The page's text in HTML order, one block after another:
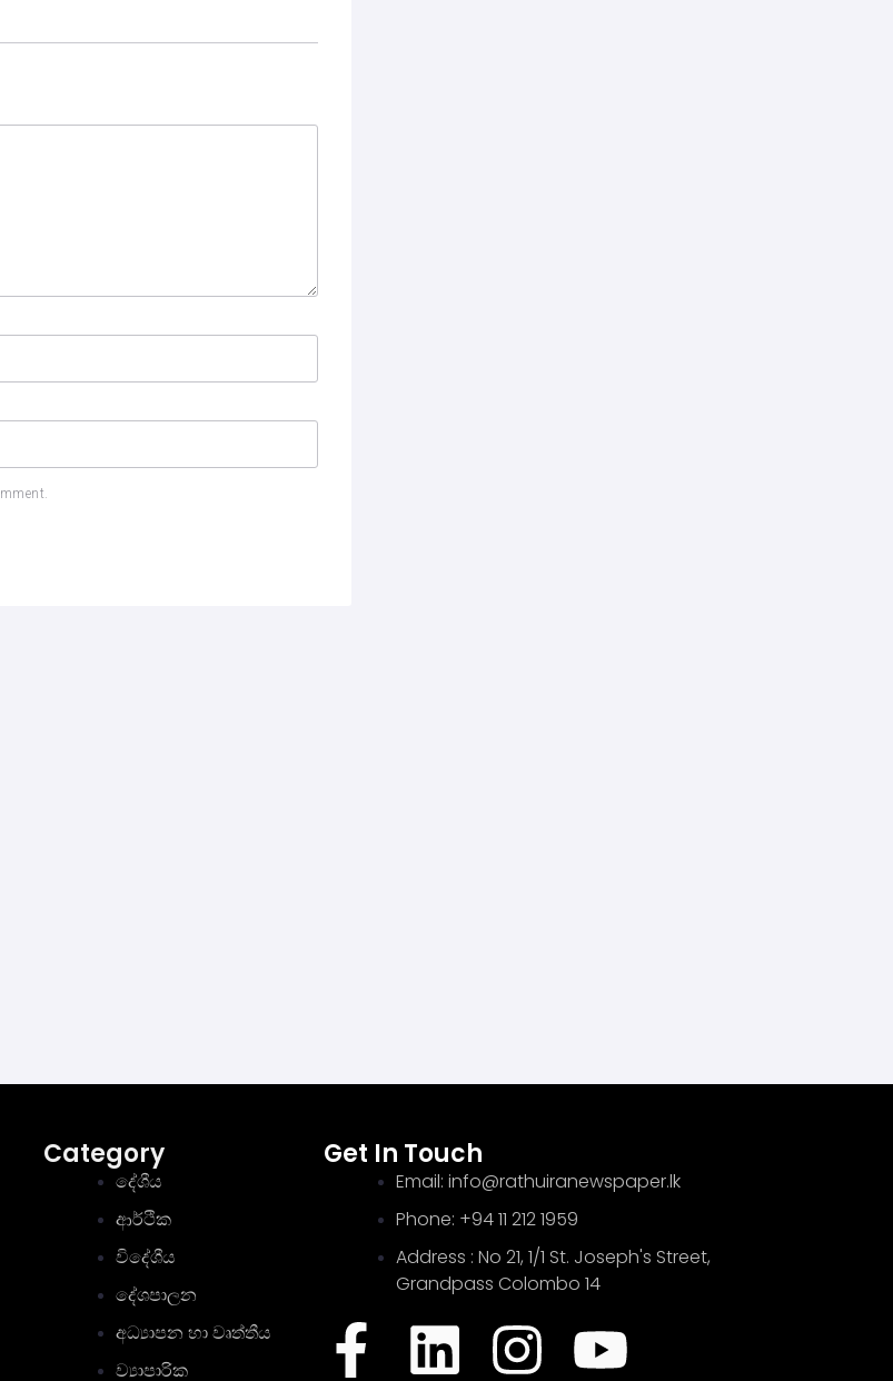
Get In Touch
Email: info@rathuiranewspaper.lk
Phone: +94 11 212 1959
Address : No 21, 1/1 St. Joseph's Street,
Grandpass Colombo 14
Category
දේශීය
ආර්ථික
විදේශීය
දේශපාලන
අධ්‍යාපන හා වෘත්තීය
ව්‍යාපාරික